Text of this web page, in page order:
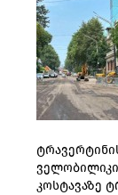
კოსტავაზე